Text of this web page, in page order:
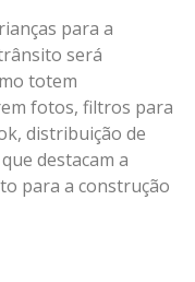
para a
será
totem
fotos, filtros para
distribuição de
destacam a
para a construção